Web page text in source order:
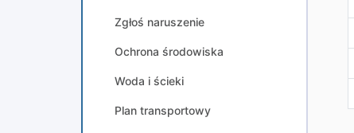
Zgłoś naruszenie
Ochrona środowiska
Woda i ścieki
Plan transportowy